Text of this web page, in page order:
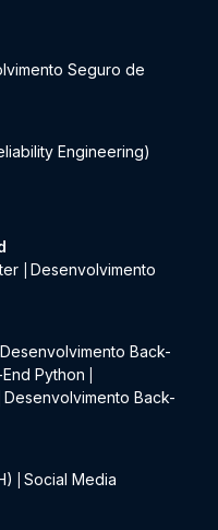
Seguro de
Engineering)
Desenvolvimento
Desenvolvimento Back-
Python
Desenvolvimento Back-
Social Media